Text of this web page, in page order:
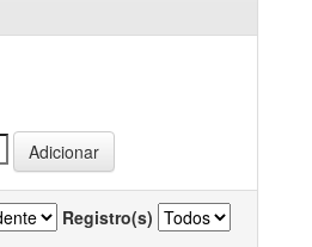
Registro(s)